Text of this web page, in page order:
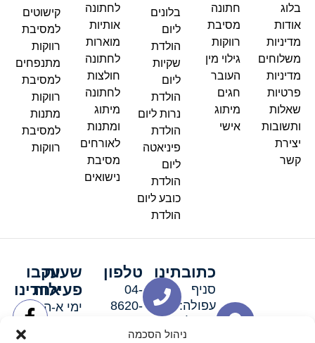
ניהול הסכמה
בלוג
אודות
מדיניות
משלוחים
מדיניות
פרטיות
שאלות
ותשובות
יצירת
קשר
חתונה
מסיבת
רווקות
גילוי מין
העובר
חגים
מיתוג
אישי
בלונים
ליום
הולדת
שקיות
ליום
הולדת
נרות ליום
הולדת
פיניאטה
ליום
הולדת
כובע ליום
הולדת
לחתונה
אותיות
מוארות
לחתונה
חולצות
לחתונה
מיתוג
ומתנות
לאורחים
מסיבת
נישואים
קישוטים
למסיבת
רווקות
מתנפחים
למסיבת
רווקות
מתנות
למסיבת
רווקות
כתובתינו
סניף
עפולה:
סניף מגדל
טלפון
04-
8620-
שעות
פעילות
ימי א-ה:
עקבו
אחרינו